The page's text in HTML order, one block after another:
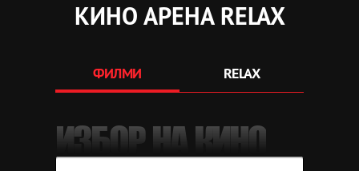
КИНО АРЕНА RELAX
ФИЛМИ RELAX
ИЗБОР НА КИНО